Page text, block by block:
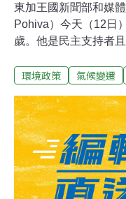
東加王國新聞部和媒
Pohiva）今天（12日
歲。他是民主支持者
壇（Pacific Islands
涯持續與這個南太平
努瓜婁發（
煽動叛亂。斐濟總理
Bainimarama）在推
氣候變遷行動。
環境政策 氣候變遷